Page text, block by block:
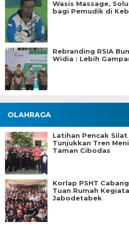
Wasis Massage,
bagi Pemudik di
Rebranding RSIA
Widia : Lebih
OLAHRAGA
Latihan Pencak Silat
Tunjukkan Tren
Taman Cibodas
Korlap PSHT
Tuan Rumah
Jabodetabek